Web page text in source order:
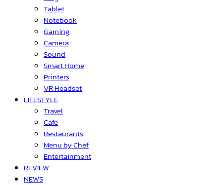
Tablet
Notebook
Gaming
Camera
Sound
Smart Home
Printers
VR Headset
LIFESTYLE
Travel
Cafe
Restaurants
Menu by Chef
Entertainment
REVIEW
NEWS